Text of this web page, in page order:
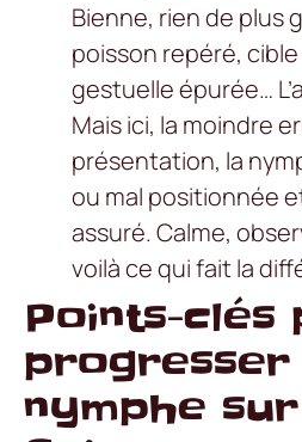
Bienne, rien de plus
poisson repéré,
gestuelle épurée…
Mais ici, la moindre
présentation, la
ou mal positionnée
assuré. Calme,
voilà ce qui fait la
Points-clés
progresser
nymphe